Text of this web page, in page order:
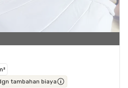
tambahan biaya